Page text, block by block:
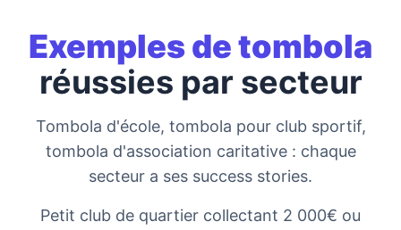
Exemples de tombola
réussies par secteur
Tombola d'école, tombola pour club sportif,
tombola d'association caritative : chaque
secteur a ses success stories.
Petit club de quartier collectant 2 000€ ou